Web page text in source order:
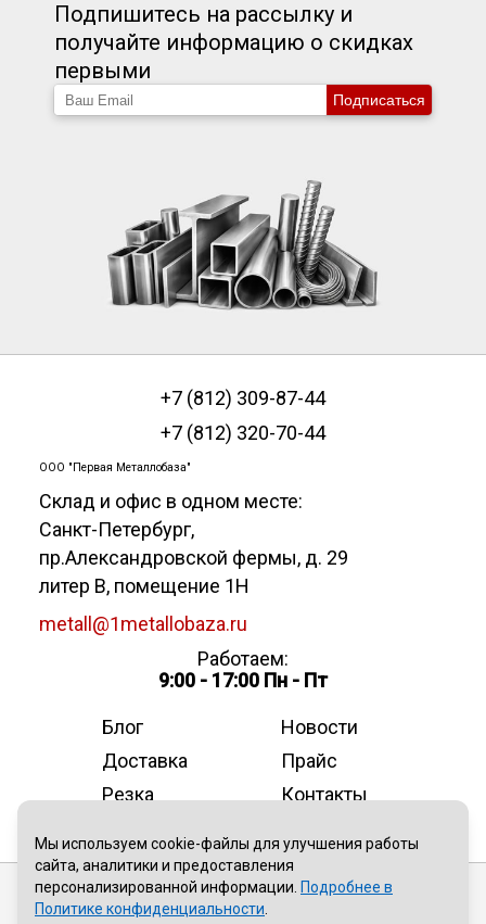
Подпишитесь на рассылку и
получайте информацию о скидках
первыми
Подписаться
+7 (812) 309-87-44
+7 (812) 320-70-44
ООО "Первая Металлобаза"
Склад и офис в одном месте:
Санкт-Петербург,
пр.Александровской фермы, д. 29
литер В, помещение 1Н
metall@1metallobaza.ru
Работаем:
9:00 - 17:00 Пн - Пт
Блог
Новости
Доставка
Прайс
Резка
Контакты
Публичная оферта
Мы используем cookie-файлы для улучшения работы
сайта, аналитики и предоставления
персонализированной информации. Подробнее в
Политике конфиденциальности